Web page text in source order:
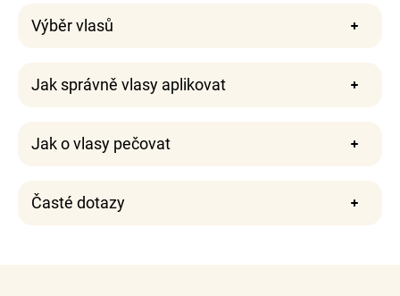
Výběr vlasů
Jak správně vlasy aplikovat
Jak o vlasy pečovat
Časté dotazy